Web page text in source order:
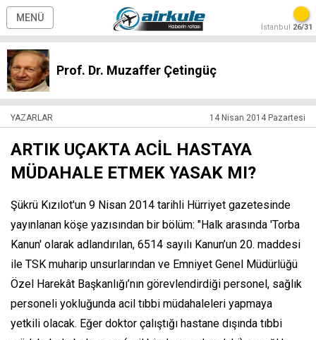
MENÜ
İstanbul 26/31
Prof. Dr. Muzaffer Çetingüç
YAZARLAR 14 Nisan 2014 Pazartesi
ARTIK UÇAKTA ACİL HASTAYA
MÜDAHALE ETMEK YASAK MI?
Şükrü Kızılot'un 9 Nisan 2014 tarihli Hürriyet gazetesinde
yayınlanan köşe yazısından bir bölüm: "Halk arasında 'Torba
Kanun' olarak adlandırılan, 6514 sayılı Kanun’un 20. maddesi
ile TSK muharip unsurlarından ve Emniyet Genel Müdürlüğü
Özel Harekât Başkanlığı’nın görevlendirdiği personel, sağlık
personeli yokluğunda acil tıbbi müdahaleleri yapmaya
yetkili olacak. Eğer doktor çalıştığı hastane dışında tıbbi